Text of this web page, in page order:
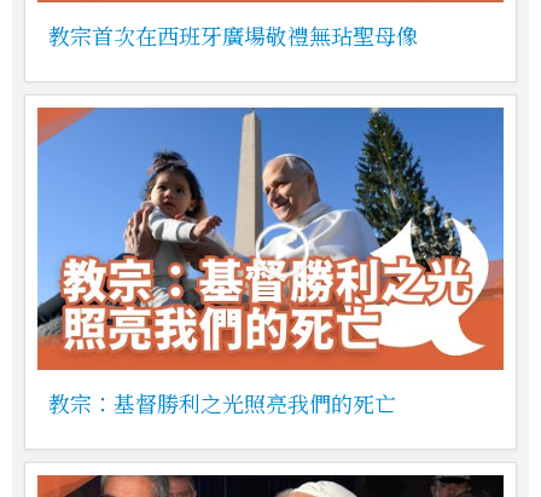
教宗首次在西班牙廣場敬禮無玷聖母像
教宗：基督勝利之光照亮我們的死亡